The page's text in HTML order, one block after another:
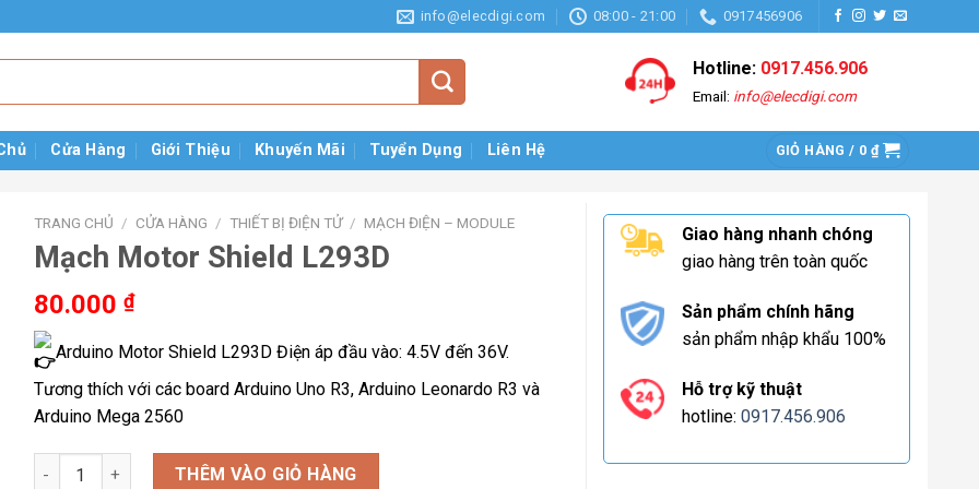
info@elecdigi.com 08:00 - 21:00 0917456906
Hotline: 0917.456.906
Email: info@elecdigi.com
Cửa Hàng Giới Thiệu Khuyến Mãi Tuyển Dụng Liên Hệ GIỎ HÀNG / 0 ₫
TRANG CHỦ / CỬA HÀNG / THIẾT BỊ ĐIỆN TỬ / MẠCH ĐIỆN – MODULE
Mạch Motor Shield L293D
80.000 ₫
Arduino Motor Shield L293D Điện áp đầu vào: 4.5V đến 36V.
Tương thích với các board Arduino Uno R3, Arduino Leonardo R3 và
Arduino Mega 2560
Mạch Motor Shield L293D số lượng
THÊM VÀO GIỎ HÀNG
Giao hàng nhanh chóng
giao hàng trên toàn quốc
Sản phẩm chính hãng
sản phẩm nhập khẩu 100%
Hỗ trợ kỹ thuật
hotline: 0917.456.906